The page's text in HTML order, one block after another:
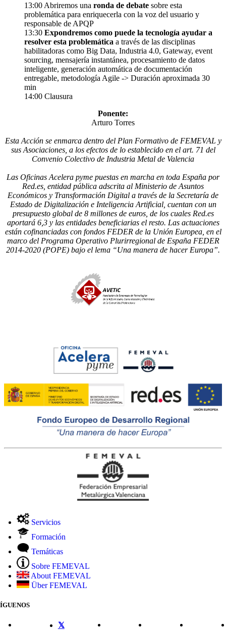
13:00 Abriremos una ronda de debate sobre esta
problemática para enriquecerla con la voz del usuario y
responsable de APQP
13:30 Expondremos como puede la tecnología ayudar a
resolver esta problemática a través de las disciplinas
habilitadoras como Big Data, Industria 4.0, Gateway, event
sourcing, mensajería instantánea, procesamiento de datos
inteligente, generación automática de documentación
entregable, metodología Agile -> Duración aproximada 30
min
14:00 Clausura
Ponente:
Arturo Torres
Esta Acción se enmarca dentro del Plan Formativo de FEMEVAL y
sus Asociaciones, a los efectos de lo establecido en el art. 71 del
Convenio Colectivo de Industria Metal de Valencia
Las Oficinas Acelera pyme puestas en marcha en toda España por
Red.es, entidad pública adscrita al Ministerio de Asuntos
Económicos y Transformación Digital a través de la Secretaría de
Estado de Digitalización e Inteligencia Artificial, cuentan con un
presupuesto global de 8 millones de euros, de los cuales Red.es
aportará 6,3 y las entidades beneficiarias el resto. Las actuaciones
están cofinanciadas con fondos FEDER de la Unión Europea, en el
marco del Programa Operativo Plurirregional de España FEDER
2014-2020 (POPE) bajo el lema “Una manera de hacer Europa”.
Servicios
Formación
Temáticas
Sobre FEMEVAL
About FEMEVAL
Über FEMEVAL